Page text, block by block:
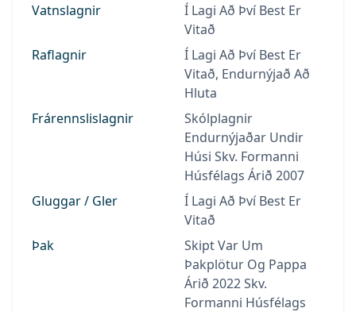
Vatnslagnir
Í Lagi Að Því Best Er
Vitað
Raflagnir
Í Lagi Að Því Best Er
Vitað, Endurnýjað Að
Hluta
Frárennslislagnir
Skólplagnir
Endurnýjaðar Undir
Húsi Skv. Formanni
Húsfélags Árið 2007
Gluggar / Gler
Í Lagi Að Því Best Er
Vitað
Þak
Skipt Var Um
Þakplötur Og Pappa
Árið 2022 Skv.
Formanni Húsfélags